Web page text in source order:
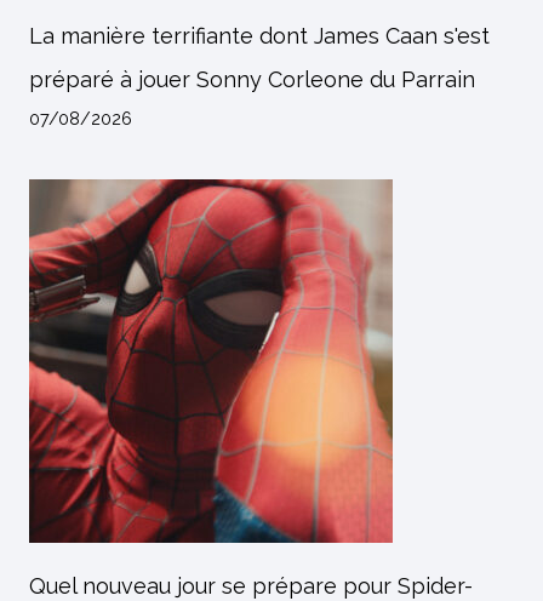
La manière terrifiante dont James Caan s'est
préparé à jouer Sonny Corleone du Parrain
07/08/2026
Quel nouveau jour se prépare pour Spider-